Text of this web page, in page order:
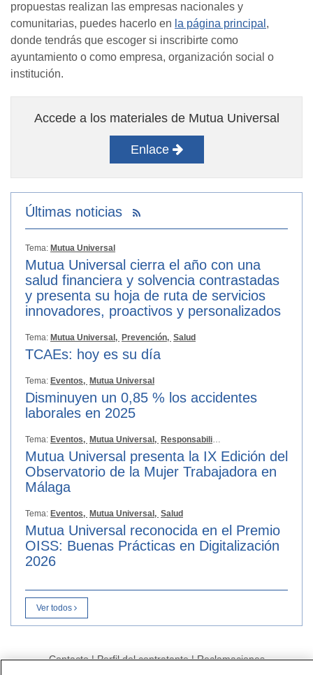
propuestas realizan las empresas nacionales y
comunitarias, puedes hacerlo en la página principal ,
donde tendrás que escoger si inscribirte como
ayuntamiento o como empresa, organización social o
institución.
Accede a los materiales de Mutua Universal
Enlace
Últimas noticias
Tema: Mutua Universal
Mutua Universal cierra el año con una
salud financiera y solvencia contrastadas
y presenta su hoja de ruta de servicios
innovadores, proactivos y personalizados
Tema: Mutua Universal, Prevención, Salud
TCAEs: hoy es su día
Tema: Eventos, Mutua Universal
Disminuyen un 0,85 % los accidentes
laborales en 2025
Tema: Eventos, Mutua Universal, Responsabilidad Social
Mutua Universal presenta la IX Edición del
Observatorio de la Mujer Trabajadora en
Málaga
Tema: Eventos, Mutua Universal, Salud
Mutua Universal reconocida en el Premio
OISS: Buenas Prácticas en Digitalización
2026
Ver todos
Contacto|Perfil del contratante|Reclamaciones